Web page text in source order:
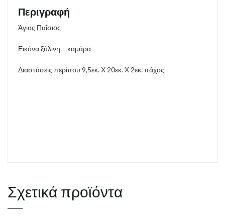
Περιγραφή
Άγιος Παΐσιος
Εικόνα ξύλινη – καμάρα
Διαστάσεις περίπου 9,5εκ. Χ 20εκ. Χ 2εκ. πάχος
Σχετικά προϊόντα